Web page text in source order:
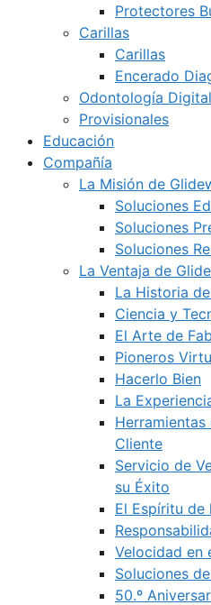
Protectores
Carillas
Carillas
Encerado
Odontología Digital
Provisionales
Educación
Compañía
La Misión de
Soluciones
Soluciones
Soluciones
La Ventaja de
La Historia
Ciencia y
El Arte de
Pioneros
Hacerlo Bien
La
Cliente
Servicio de
su Éxito
El Espíritu de
Velocidad en
Soluciones
50.º